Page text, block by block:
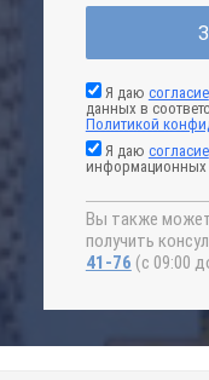
Я даю согласие
данных в
Политикой
Я даю согласие
информационных
Вы также
получить
41-76 (с 09:00